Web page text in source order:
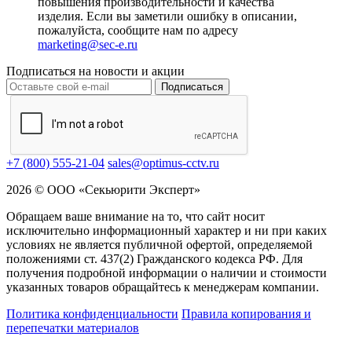
изделия. Если вы заметили ошибку в описании,
пожалуйста, сообщите нам по адресу
marketing@sec-e.ru
Подписаться на новости и акции
Подписаться
+7 (800) 555-21-04 sales@optimus-cctv.ru
2026 © ООО «Секьюрити Эксперт»
Обращаем ваше внимание на то, что сайт носит
исключительно информационный характер и ни при каких
условиях не является публичной офертой, определяемой
положениями ст. 437(2) Гражданского кодекса РФ. Для
получения подробной информации о наличии и стоимости
указанных товаров обращайтесь к менеджерам компании.
Политика конфиденциальности Правила копирования и
перепечатки материалов